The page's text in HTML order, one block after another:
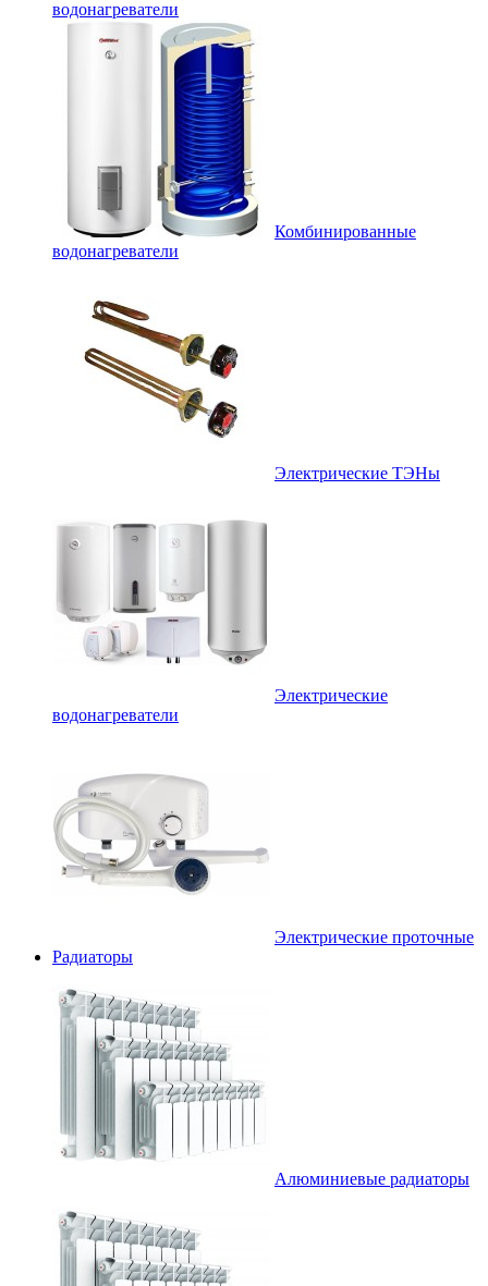
водонагреватели
Комбинированные
водонагреватели
Электрические ТЭНы
Электрические
водонагреватели
Электрические проточные
Радиаторы
Алюминиевые радиаторы